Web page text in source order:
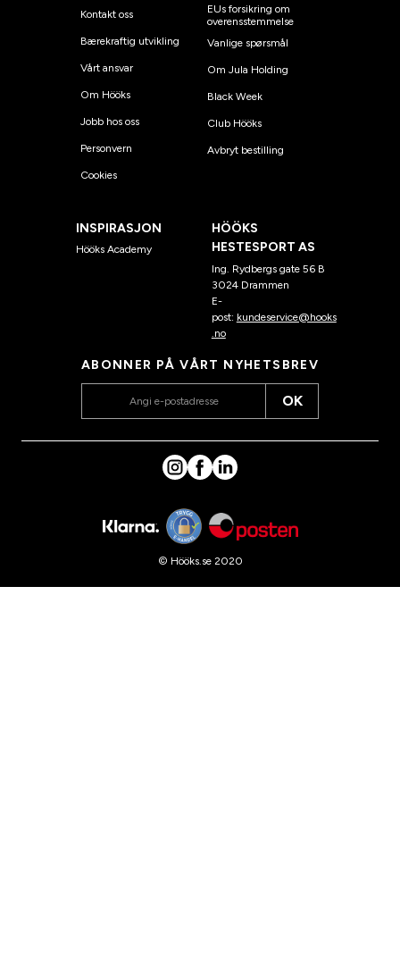
Kontakt oss
Bærekraftig utvikling
Vårt ansvar
Om Hööks
Jobb hos oss
Personvern
Cookies
EUs forsikring om
overensstemmelse
Vanlige spørsmål
Om Jula Holding
Black Week
Club Hööks
Avbryt bestilling
INSPIRASJON
Hööks Academy
HÖÖKS
HESTESPORT AS
Ing. Rydbergs gate 56 B
3024 Drammen
E-
post: kundeservice@hooks
.no
ABONNER PÅ VÅRT NYHETSBREV
OK
© Hööks.se 2020